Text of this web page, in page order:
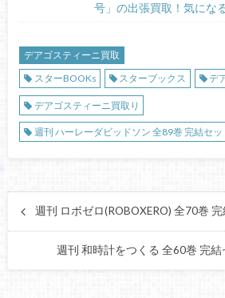
号」の出張買取！気にな
デアゴスティーニ買取
スターBOOKs
スターブックス デ
デアゴスティーニ買取り
週刊 ハーレーダビッドソン 全89巻 完結セッ
週刊 ロボゼロ(ROBOXERO) 全70巻
週刊 和時計をつくる 全60巻 完